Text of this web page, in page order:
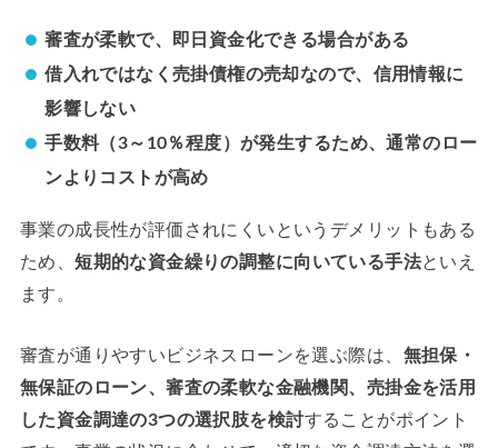
審査が柔軟で、即日資金化できる場合がある
借入れではなく売掛債権の売却なので、信用情報に
影響しない
手数料（3～10％程度）が発生するため、通常のロー
ンよりコストが高め
事業の成長性が評価されにくいというデメリットもある
ため、短期的な資金繰りの調整に向いている手法といえ
ます。
審査が通りやすいビジネスローンを選ぶ際は、 無担保・
無保証のローン、審査の柔軟な金融機関、売掛金を活用
した資金調達の3つの選択肢を検討することがポイント